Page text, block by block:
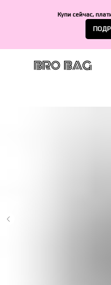
Купи сейчас,